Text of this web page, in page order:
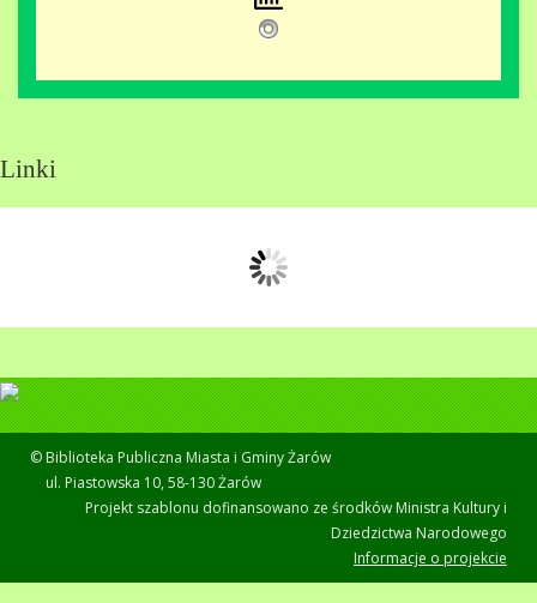
Linki
© Biblioteka Publiczna Miasta i Gminy Żarów
ul. Piastowska 10, 58-130 Żarów
Projekt szablonu dofinansowano ze środków Ministra Kultury i
Dziedzictwa Narodowego
Informacje o projekcie